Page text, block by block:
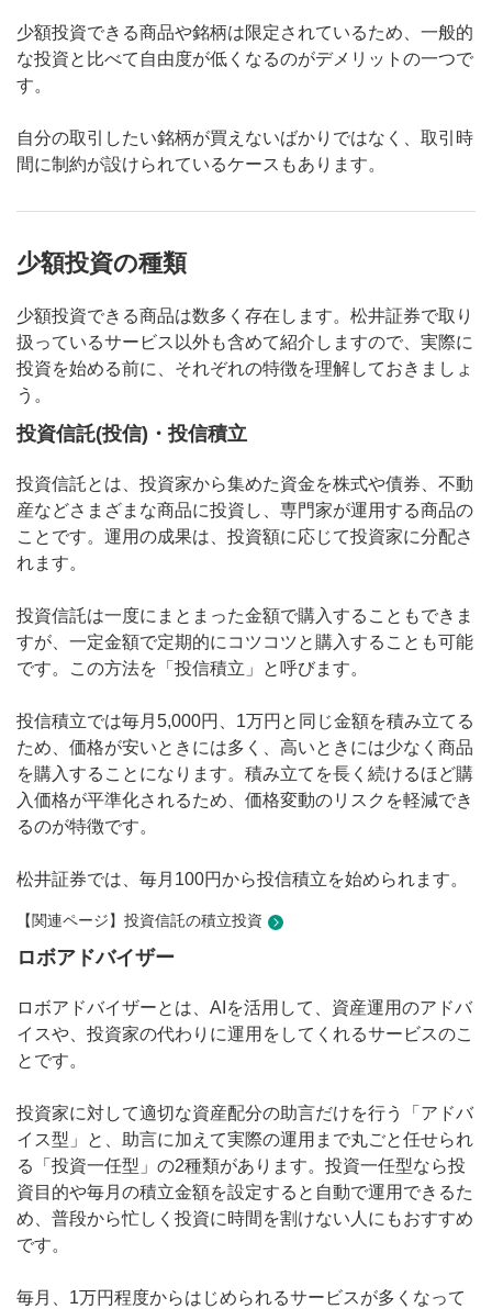
少額投資できる商品や銘柄は限定されているため、一般的
な投資と比べて自由度が低くなるのがデメリットの一つで
す。
自分の取引したい銘柄が買えないばかりではなく、取引時
間に制約が設けられているケースもあります。
少額投資の種類
少額投資できる商品は数多く存在します。松井証券で取り
扱っているサービス以外も含めて紹介しますので、実際に
投資を始める前に、それぞれの特徴を理解しておきましょ
う。
投資信託(投信)・投信積立
投資信託とは、投資家から集めた資金を株式や債券、不動
産などさまざまな商品に投資し、専門家が運用する商品の
ことです。運用の成果は、投資額に応じて投資家に分配さ
れます。
投資信託は一度にまとまった金額で購入することもできま
すが、一定金額で定期的にコツコツと購入することも可能
です。この方法を「投信積立」と呼びます。
投信積立では毎月5,000円、1万円と同じ金額を積み立てる
ため、価格が安いときには多く、高いときには少なく商品
を購入することになります。積み立てを長く続けるほど購
入価格が平準化されるため、価格変動のリスクを軽減でき
るのが特徴です。
松井証券では、毎月100円から投信積立を始められます。
【関連ページ】投資信託の積立投資
ロボアドバイザー
ロボアドバイザーとは、AIを活用して、資産運用のアドバ
イスや、投資家の代わりに運用をしてくれるサービスのこ
とです。
投資家に対して適切な資産配分の助言だけを行う「アドバ
イス型」と、助言に加えて実際の運用まで丸ごと任せられ
る「投資一任型」の2種類があります。投資一任型なら投
資目的や毎月の積立金額を設定すると自動で運用できるた
め、普段から忙しく投資に時間を割けない人にもおすすめ
です。
毎月、1万円程度からはじめられるサービスが多くなって